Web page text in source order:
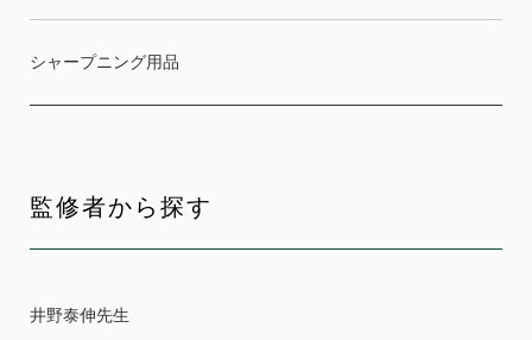
シャープニング用品
監修者から探す
井野泰伸先生